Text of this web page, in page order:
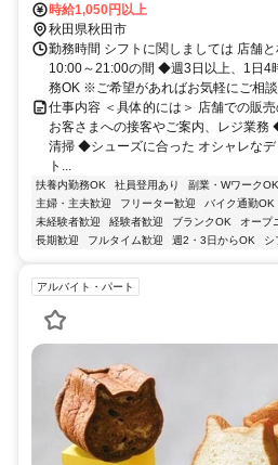
約74分、ＪＲ羽越本線 羽後牛島出口2
時給1,050円以上
秋田県秋田市
勤務時間 シフトに関しましては 店舗と
10:00～21:00の間 ◆週3日以上、1日4
務OK ※ご希望があればお気軽にご相
仕事内容 ＜具体的には＞ 店舗での販
お客さまへの接客やご案内、レジ業
清掃 ◆シューズに合った オシャレな
ト...
扶養内勤務OK 社員登用あり 副業・WワークOK
主婦・主夫歓迎
フリーター歓迎 バイク通勤OK
未経験者歓迎
経験者歓迎 ブランクOK オープ
長期歓迎
フルタイム歓迎 週2・3日からOK シ
アルバイト・パート